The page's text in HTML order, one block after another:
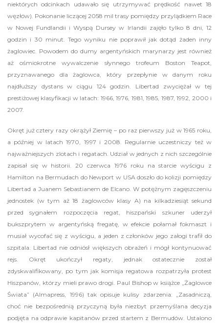
niektórych odcinkach udawało się utrzymywać prędkość nawet 18
węzłów). Pokonanie liczącej 2058 mil trasy pomiędzy przylądkiem Race
w Nowej Fundlandii i Wyspą Dursey w Irlandii zajęło tylko 8 dni, 12
godzin i 30 minut. Tego wyniku nie poprawił jak dotąd żaden inny
żaglowiec. Powodem do dumy argentyńskich marynarzy jest również
aż ośmiokrotne wywalczenie słynnego trofeum Boston Teapot,
przyznawanego dla żaglowca, który przepłynie w danym roku
najdłuższy dystans w ciągu 124 godzin. Libertad zwyciężał w tej
prestiżowej klasyfikacji w latach: 1966, 1976, 1981, 1985, 1987, 1992, 2000 i
2007.
Okręt już cztery razy okrążył Ziemię – po raz pierwszy już w 1965 roku,
a później w latach 1970, 1997 i 2008. Regularnie uczestniczy też w
najważniejszych zlotach i regatach. Udział w jednych z nich szczególnie
zapisał się w historii. 20 czerwca 1976 roku na starcie wyścigu z
Hamilton na Bermudach do Newport w USA doszło do kolizji pomiędzy
Libertad a Juanem Sebastianem de Elcano. W potężnym zagęszczeniu
jednostek (w tym aż 18 żaglowców klasy A) na kilkadziesiąt sekund
przed sygnałem rozpoczęcia regat, hiszpański szkuner uderzył
bukszprytem w argentyńską fregatę, w efekcie połamał fokmaszt i
musiał wycofać się z wyścigu, a jeden z członków jego załogi trafił do
szpitala. Libertad nie odniósł większych obrażeń i mógł kontynuować
rejs. Okręt ukończył regaty, jednak ostatecznie został
zdyskwalifikowany, po tym jak komisja regatowa rozpatrzyła protest
Hiszpanów, którzy mieli prawo drogi. Paul Bishop w książce „Żaglowce
Świata” (Almapress, 1996) tak opisuje kulisy zdarzenia: „Zasadniczą,
choć nie bezpośrednią przyczyną była niezbyt przemyślana decyzja
podjęta na odprawie kapitanów przed startem z Bermudów. Ustalono